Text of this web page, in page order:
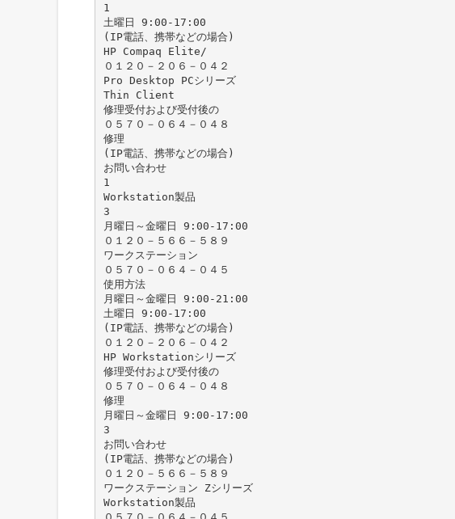
1
土曜日 9:00-17:00
(IP電話、携帯などの場合)
HP Compaq Elite/
０１２０－２０６－０４２
Pro Desktop PCシリーズ
Thin Client
修理受付および受付後の
０５７０－０６４－０４８
修理
(IP電話、携帯などの場合)
お問い合わせ
1
Workstation製品
3
月曜日～金曜日 9:00-17:00
０１２０－５６６－５８９
ワークステーション
０５７０－０６４－０４５
使用方法
月曜日～金曜日 9:00-21:00
土曜日 9:00-17:00
(IP電話、携帯などの場合)
０１２０－２０６－０４２
HP Workstationシリーズ
修理受付および受付後の
０５７０－０６４－０４８
修理
月曜日～金曜日 9:00-17:00
3
お問い合わせ
(IP電話、携帯などの場合)
０１２０－５６６－５８９
ワークステーション Zシリーズ
Workstation製品
０５７０－０６４－０４５